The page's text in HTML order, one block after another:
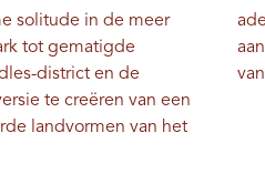
solitude in de meer
tot gematigde
district en de
te creëren van een
landvormen van het